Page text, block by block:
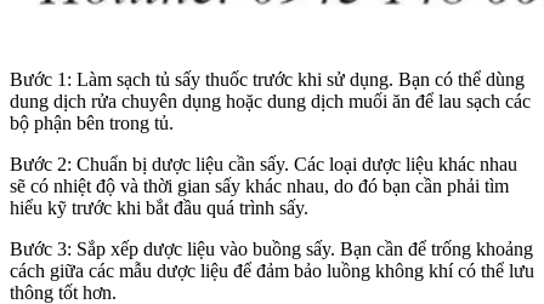
Bước 1: Làm sạch tủ sấy thuốc trước khi sử dụng. Bạn có thể dùng
dung dịch rửa chuyên dụng hoặc dung dịch muối ăn để lau sạch các
bộ phận bên trong tủ.
Bước 2: Chuẩn bị dược liệu cần sấy. Các loại dược liệu khác nhau
sẽ có nhiệt độ và thời gian sấy khác nhau, do đó bạn cần phải tìm
hiểu kỹ trước khi bắt đầu quá trình sấy.
Bước 3: Sắp xếp dược liệu vào buồng sấy. Bạn cần để trống khoảng
cách giữa các mẫu dược liệu để đảm bảo luồng không khí có thể lưu
thông tốt hơn.